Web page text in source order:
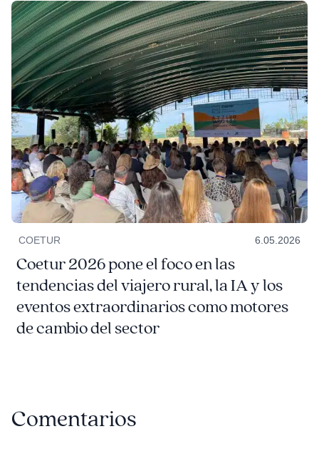
COETUR 6.05.2026
Coetur 2026 pone el foco en las
tendencias del viajero rural, la IA y los
eventos extraordinarios como motores
de cambio del sector
Comentarios